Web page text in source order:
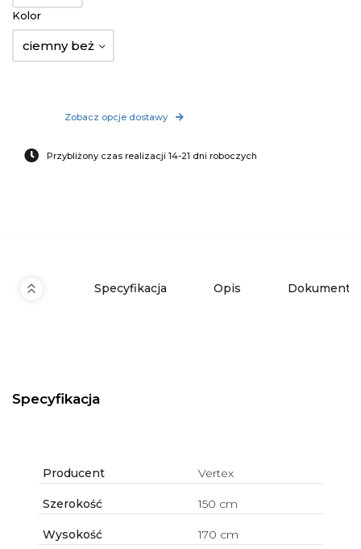
Kolor
ciemny beż
Zobacz opcje dostawy
Przybliżony czas realizacji 14-21 dni roboczych
Specyfikacja Opis Dokumenty
Specyfikacja
Producent Vertex
Szerokość 150 cm
Wysokość 170 cm